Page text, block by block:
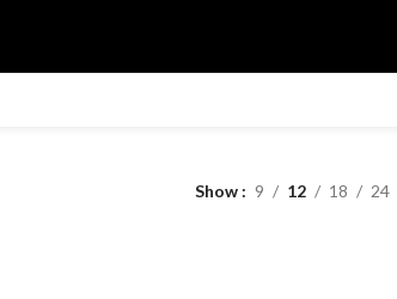
Show 9 12 18 24